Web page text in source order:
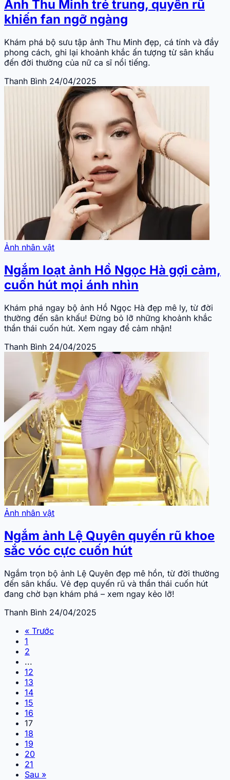
Ảnh Thu Minh trẻ trung, quyến rũ
khiến fan ngỡ ngàng
Khám phá bộ sưu tập ảnh Thu Minh đẹp, cá tính và đầy
phong cách, ghi lại khoảnh khắc ấn tượng từ sân khấu
đến đời thường của nữ ca sĩ nổi tiếng.
Thanh Bình 24/04/2025
Ảnh nhân vật
Ngắm loạt ảnh Hồ Ngọc Hà gợi cảm,
cuốn hút mọi ánh nhìn
Khám phá ngay bộ ảnh Hồ Ngọc Hà đẹp mê ly, từ đời
thường đến sân khấu! Đừng bỏ lỡ những khoảnh khắc
thần thái cuốn hút. Xem ngay để cảm nhận!
Thanh Bình 24/04/2025
Ảnh nhân vật
Ngắm ảnh Lệ Quyên quyến rũ khoe
sắc vóc cực cuốn hút
Ngắm trọn bộ ảnh Lệ Quyên đẹp mê hồn, từ đời thường
đến sân khấu. Vẻ đẹp quyến rũ và thần thái cuốn hút
đang chờ bạn khám phá – xem ngay kẻo lỡ!
Thanh Bình 24/04/2025
« Trước
1
2
...
12
13
14
15
16
17
18
19
20
21
Sau »